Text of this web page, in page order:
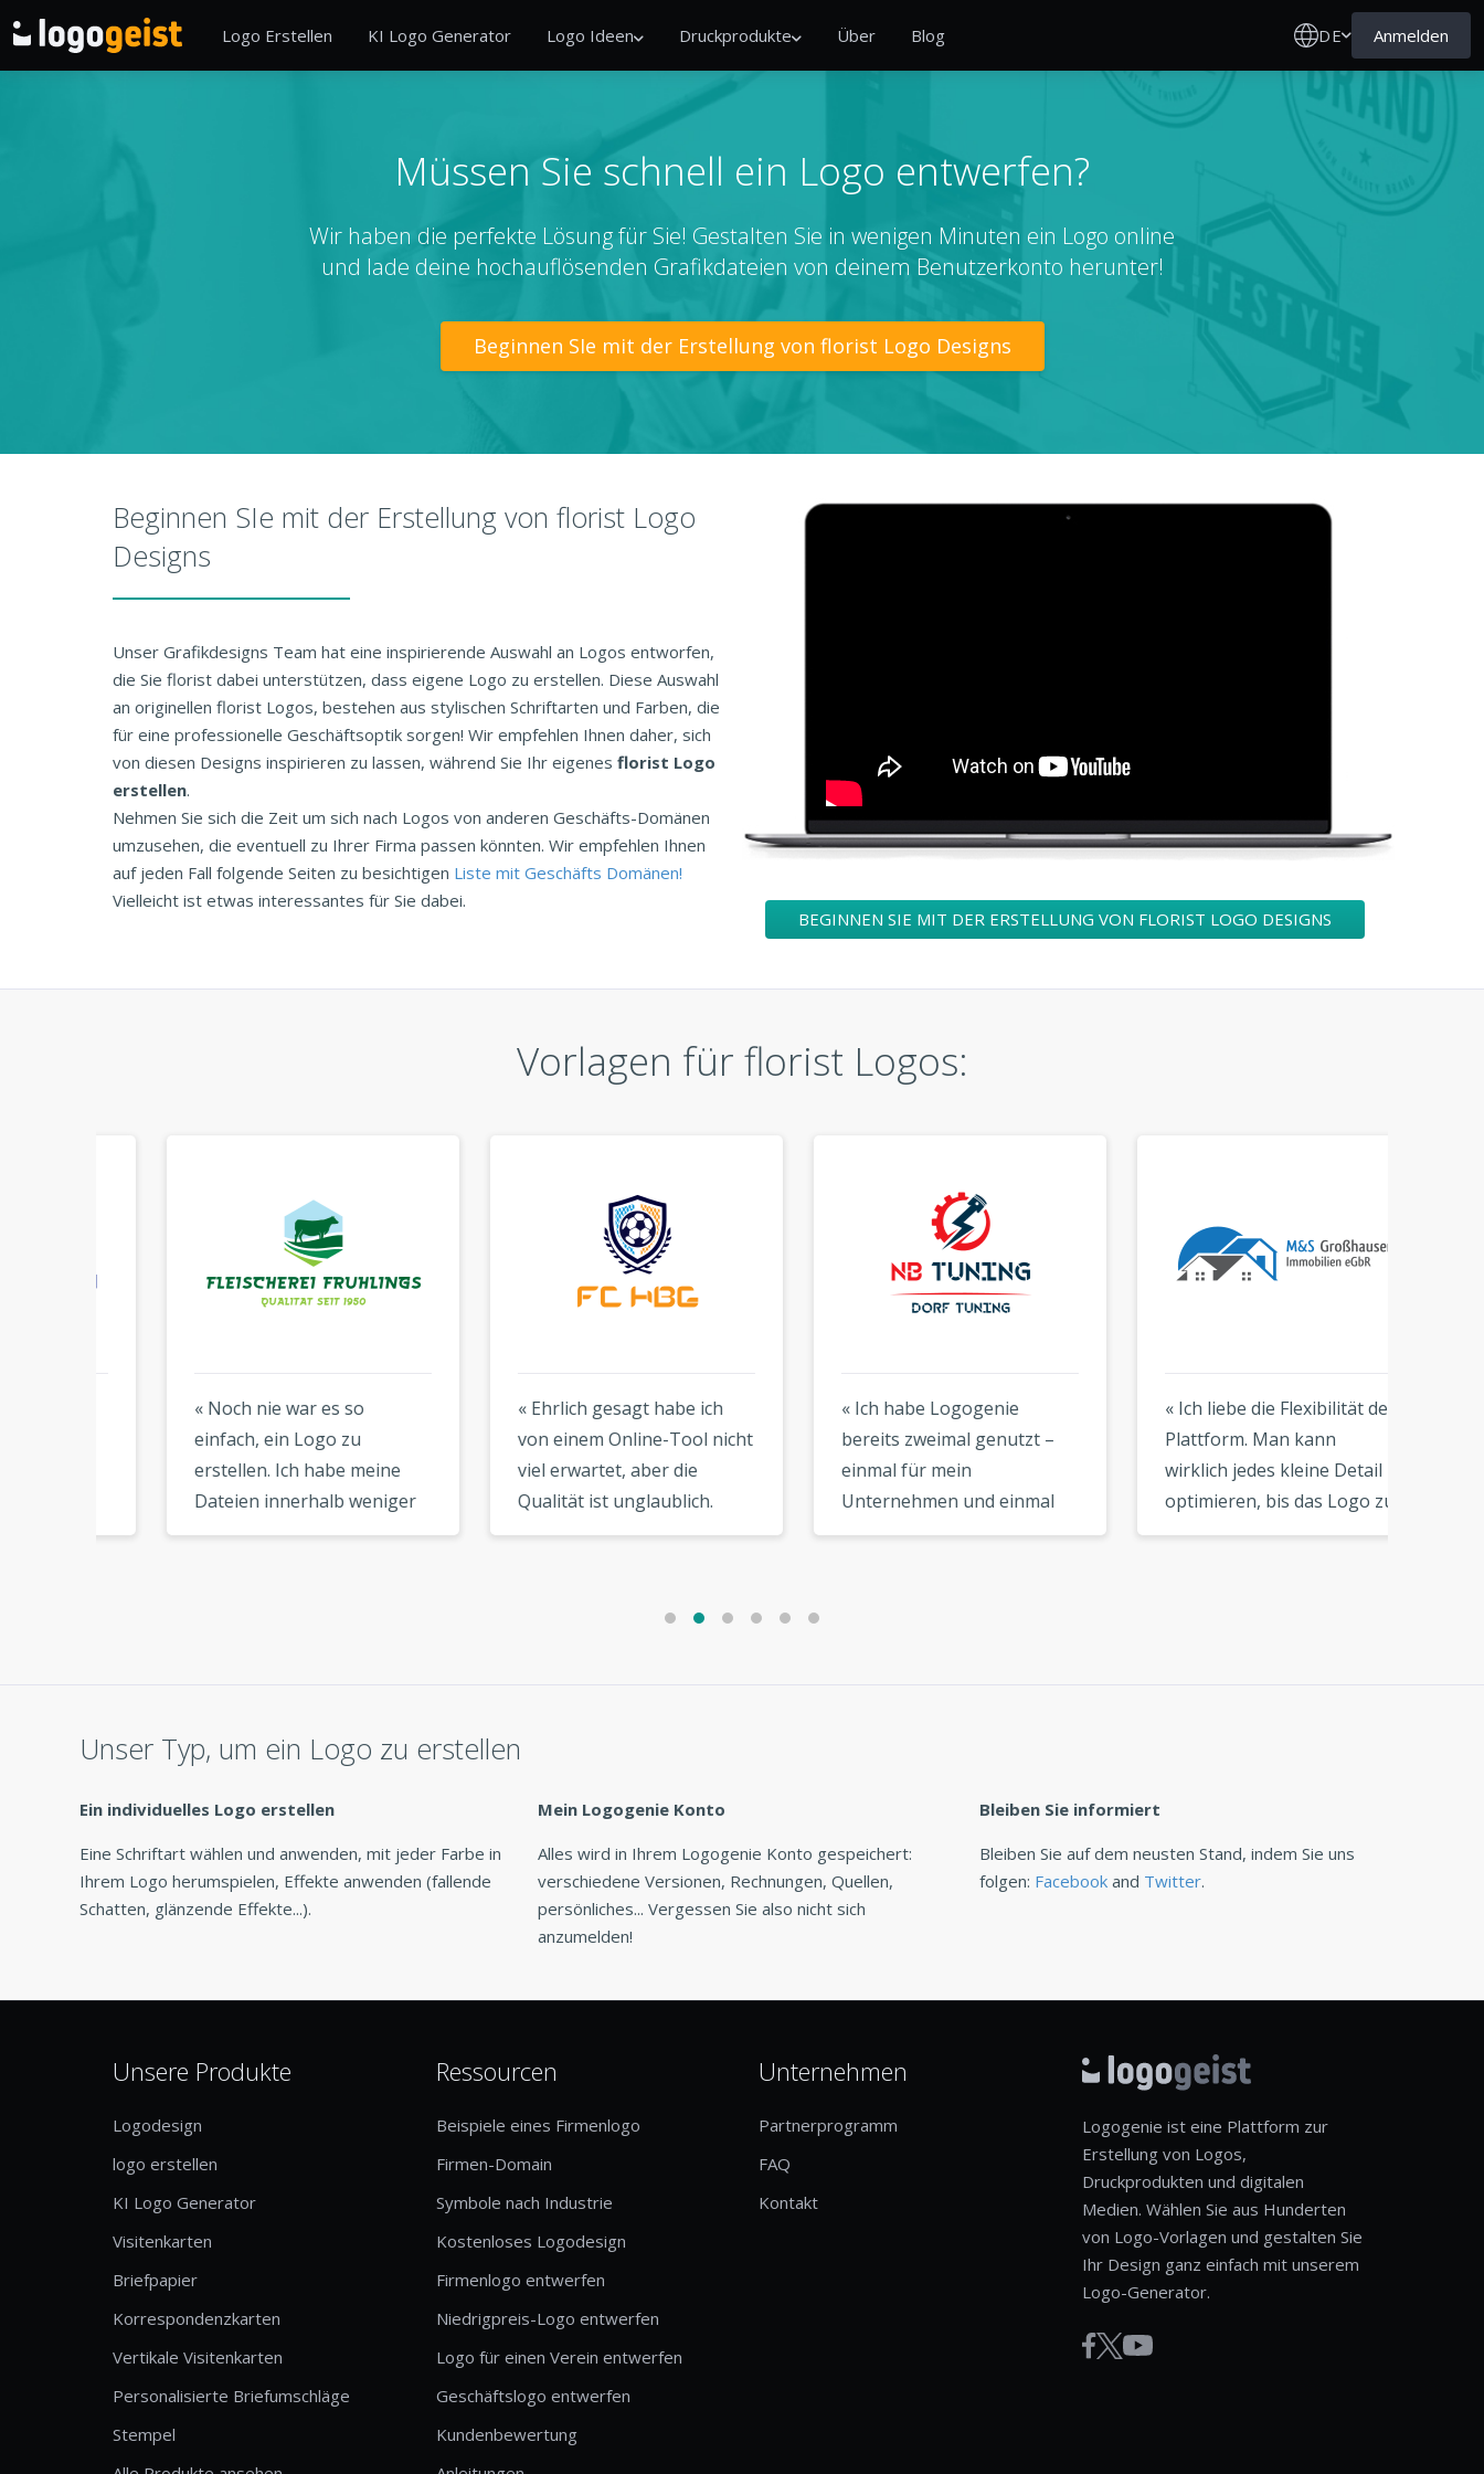
Logo Erstellen KI Logo Generator Logo Ideen Druckprodukte Über Blog DE Anmelden
Müssen Sie schnell ein Logo entwerfen?
Wir haben die perfekte Lösung für Sie! Gestalten Sie in wenigen Minuten ein Logo online
und lade deine hochauflösenden Grafikdateien von deinem Benutzerkonto herunter!
Beginnen SIe mit der Erstellung von florist Logo Designs
Beginnen SIe mit der Erstellung von florist Logo
Designs
Unser Grafikdesigns Team hat eine inspirierende Auswahl an Logos entworfen,
die Sie florist dabei unterstützen, dass eigene Logo zu erstellen. Diese Auswahl
an originellen florist Logos, bestehen aus stylischen Schriftarten und Farben, die
für eine professionelle Geschäftsoptik sorgen! Wir empfehlen Ihnen daher, sich
von diesen Designs inspirieren zu lassen, während Sie Ihr eigenes florist Logo
erstellen.
Nehmen Sie sich die Zeit um sich nach Logos von anderen Geschäfts-Domänen
umzusehen, die eventuell zu Ihrer Firma passen könnten. Wir empfehlen Ihnen
auf jeden Fall folgende Seiten zu besichtigen Liste mit Geschäfts Domänen!
Vielleicht ist etwas interessantes für Sie dabei.
BEGINNEN SIE MIT DER ERSTELLUNG VON FLORIST LOGO DESIGNS
Vorlagen für florist Logos:
« Noch nie war es so
einfach, ein Logo zu
erstellen. Ich habe meine
Dateien innerhalb weniger
Minuten heruntergeladen
« Ehrlich gesagt habe ich
von einem Online-Tool nicht
viel erwartet, aber die
Qualität ist unglaublich.
Mein Logo sieht aus, als
« Ich habe Logogenie
bereits zweimal genutzt –
einmal für mein
Unternehmen und einmal
für einen Freund. Beide
definitiv wieder nutzen! »
« Ich liebe die Flexibilität der
Plattform. Man kann
wirklich jedes kleine Detail
optimieren, bis das Logo zu
Ihrer Vision passt. Ein
Unser Typ, um ein Logo zu erstellen
Ein individuelles Logo erstellen
Eine Schriftart wählen und anwenden, mit jeder Farbe in
Ihrem Logo herumspielen, Effekte anwenden (fallende
Schatten, glänzende Effekte...).
Mein Logogenie Konto
Alles wird in Ihrem Logogenie Konto gespeichert:
verschiedene Versionen, Rechnungen, Quellen,
persönliches... Vergessen Sie also nicht sich
anzumelden!
Bleiben Sie informiert
Bleiben Sie auf dem neusten Stand, indem Sie uns
folgen: Facebook and Twitter.
Unsere Produkte
Logodesign
logo erstellen
KI Logo Generator
Visitenkarten
Briefpapier
Korrespondenzkarten
Vertikale Visitenkarten
Personalisierte Briefumschläge
Stempel
Ressourcen
Beispiele eines Firmenlogo
Firmen-Domain
Symbole nach Industrie
Kostenloses Logodesign
Firmenlogo entwerfen
Niedrigpreis-Logo entwerfen
Logo für einen Verein entwerfen
Geschäftslogo entwerfen
Kundenbewertung
Unternehmen
Partnerprogramm
FAQ
Kontakt
Logogenie ist eine Plattform zur
Erstellung von Logos,
Druckprodukten und digitalen
Medien. Wählen Sie aus Hunderten
von Logo-Vorlagen und gestalten Sie
Ihr Design ganz einfach mit unserem
Logo-Generator.